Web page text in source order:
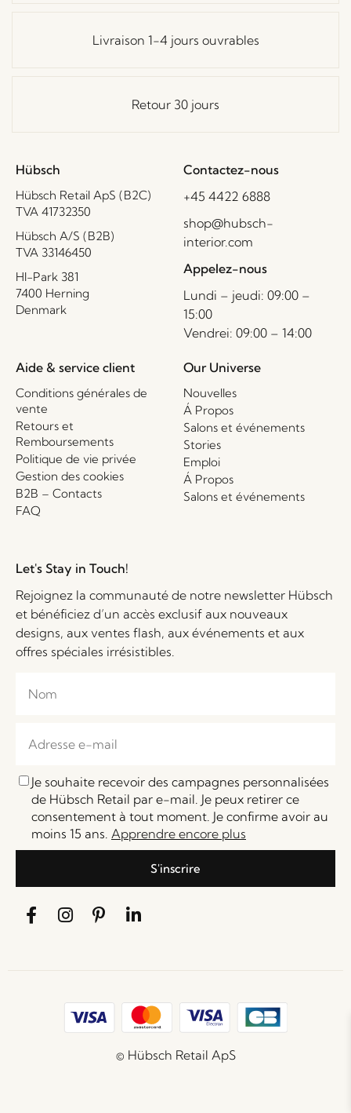
Livraison 1-4 jours ouvrables
Retour 30 jours
Hübsch
Hübsch Retail ApS (B2C)
TVA 41732350
Hübsch A/S (B2B)
TVA 33146450
HI-Park 381
7400 Herning
Denmark
Contactez-nous
+45 4422 6888
shop@hubsch-
interior.com
Appelez-nous
Lundi – jeudi: 09:00 –
15:00
Vendrei: 09:00 – 14:00
Aide & service client
Conditions générales de
vente
Retours et
Remboursements
Politique de vie privée
Gestion des cookies
B2B – Contacts
FAQ
Our Universe
Nouvelles
Á Propos
Salons et événements
Stories
Emploi
Á Propos
Salons et événements
Let's Stay in Touch!
Rejoignez la communauté de notre newsletter Hübsch
et bénéficiez d’un accès exclusif aux nouveaux
designs, aux ventes flash, aux événements et aux
offres spéciales irrésistibles.
Je souhaite recevoir des campagnes personnalisées
de Hübsch Retail par e-mail. Je peux retirer ce
consentement à tout moment. Je confirme avoir au
moins 15 ans. Apprendre encore plus
S'inscrire
© Hübsch Retail ApS